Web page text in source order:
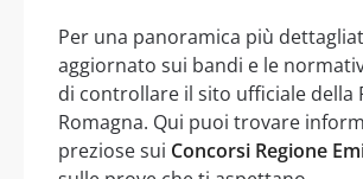
Per una panoramica più
aggiornato sui bandi e le
di controllare il sito ufficiale della
Romagna. Qui puoi trovare
preziose sui Concorsi Regione